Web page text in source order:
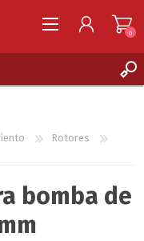
0
Rotores
bomba de